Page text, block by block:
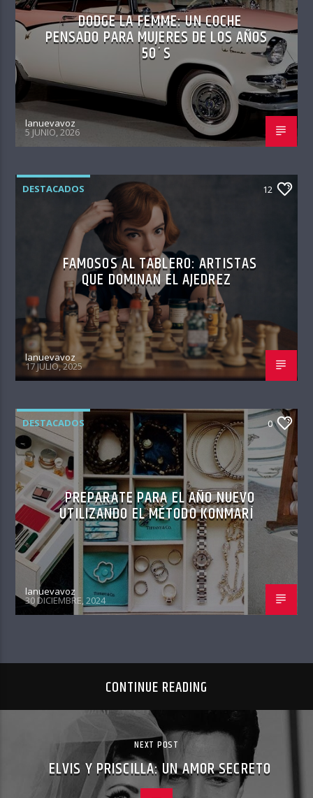
DODGE LA FEMME: UN COCHE
PENSADO PARA MUJERES DE LOS AÑOS
50´S
lanuevavoz
5 JUNIO, 2026
DESTACADOS 12
FAMOSOS AL TABLERO: ARTISTAS
QUE DOMINAN EL AJEDREZ
lanuevavoz
17 JULIO, 2025
DESTACADOS 0
PREPARATE PARA EL AÑO NUEVO
UTILIZANDO EL MÉTODO KONMARÍ
lanuevavoz
30 DICIEMBRE, 2024
CONTINUE READING
NEXT POST
ELVIS Y PRISCILLA: UN AMOR SECRETO